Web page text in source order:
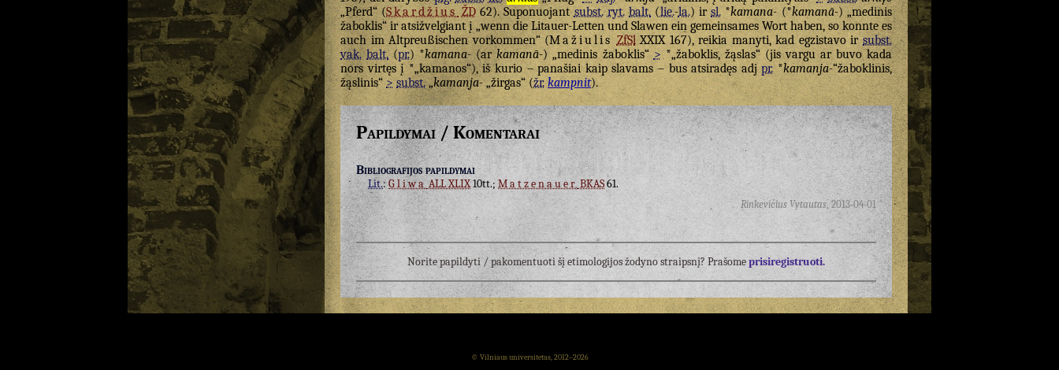
„Pferd“ (SkardžiusŽD62). Suponuojantsubst. ryt. balt.(lie.-la.) irsl.*kamana-(*kamanā-) „medinis
žaboklis“ ir atsižvelgiant į „wenn die Litauer-Letten und Slawen ein gemeinsames Wort haben, so konnte es
auch im Altpreußischen vorkommen“ (Mažiulis ZfSlXXIX 167), reikia manyti, kad egzistavo irsubst.
vak. balt.(pr.) *kamana-(arkamanā-) „medinis žaboklis“>*„žaboklis, žąslas“ (jis vargu ar buvo kada
nors virtęs į *„kamanos“), iš kurio – panašiai kaip slavams – bus atsiradęs adjpr.*kamanja-“žaboklinis,
žąslinis“> subst.„kamanja-„žirgas“ (žr. kampnit).
Papildymai / Komentarai
Bibliografijos papildymai
Lit.:GliwaALL XLIX10tt.;MatzenauerBKAS61.
Rinkevičius Vytautas ,2013-04-01
Norite papildyti / pakomentuoti šį etimologijos žodyno straipsnį? Prašomeprisiregistruoti.
© Vilniaus universitetas, 2012–2026